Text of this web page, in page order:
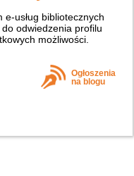
e-usług bibliotecznych
odwiedzenia profilu
możliwości.
Ogłoszenia
na blogu